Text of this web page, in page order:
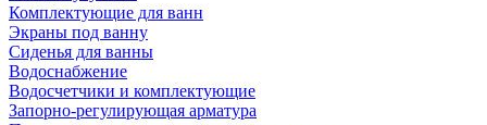
Комплектующие для ванн
Экраны под ванну
Сиденья для ванны
Водоснабжение
Водосчетчики и комплектующие
Запорно-регулирующая арматура